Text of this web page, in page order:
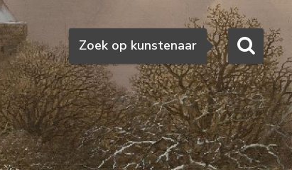
Zoeken
Zoek op kunstenaar